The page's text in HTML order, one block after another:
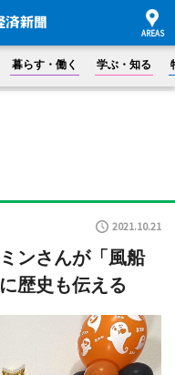
暮らす・働く 学ぶ・知る
2021.10.21
ンさんが「風船
歴史も伝える